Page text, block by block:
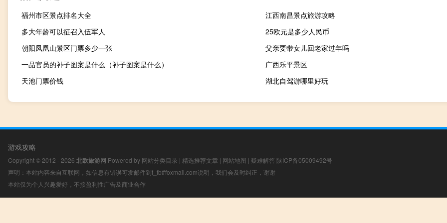
福州市区景点排名大全
江西南昌景点旅游攻略
多大年龄可以征召入伍军人
25欧元是多少人民币
朝阳凤凰山景区门票多少一张
父亲要带女儿回老家过年吗
一品官员的补子图案是什么（补子图案是什么）
广西乐平景区
天池门票价钱
湖北自驾游哪里好玩
游戏攻略
Copyright © 2012 - 2026 北欧旅游网 Powered by 网站分类目录 | 精选推荐文章 | 网站地图 | 疑难解答 陕ICP备05009492号
声明：本站内容来自互联网，如信息有错误可发邮件到f_fb#foxmail.com说明，我们会及时纠正，谢谢
本站仅为个人兴趣爱好，不接盈利性广告及商业合作